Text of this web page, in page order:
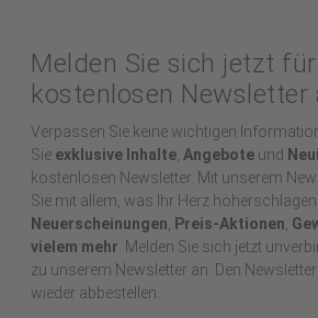
Melden Sie sich jetzt
kostenlosen Newsletter
Verpassen Sie keine wichtigen
Sie exklusive Inhalte, Angebote und
kostenlosen Newsletter. Mit unserem
Sie mit allem, was Ihr Herz höherschlagen
Neuerscheinungen, Preis-Aktionen,
vielem mehr . Melden Sie sich jetzt
zu unserem Newsletter an. Den
wieder abbestellen.